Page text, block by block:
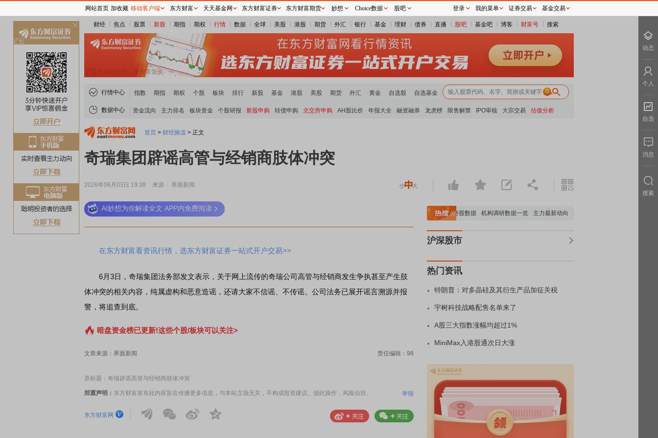
财经 焦点 股票 新股 期指 期权 行情 数据 全球 美股 港股 期货 外汇 银行 基金 理财 债券 直播 股吧 基金吧 博客 财富号 搜索
行情中心 指数 期指 期权 个股 板块 排行 新股 基金 港股 美股 期货 外汇 黄金 自选股 自选基金 0
数据中心 资金流向 主力排名 板块资金 个股研报 新股申购 转债申购 北交所申购 AH股比价 年报大全 融资融券 龙虎榜 限售解禁 IPO审核 大宗交易 估值分析
首页 > 财经频道 > 正文
奇瑞集团辟谣高管与经销商肢体冲突
2026年06月03日 19:38 来源： 界面新闻
AI妙想为你解读全文 APP内免费阅读
在东方财富看资讯行情，选东方财富证券一站式开户交易>>
6月3日，奇瑞集团法务部发文表示，关于网上流传的奇瑞公司高管与经销商发生争执甚至产生肢
体冲突的相关内容，纯属虚构和恶意造谣，还请大家不信谣、不传谣。公司法务已展开谣言溯源并报
警，将追查到底。
暗盘资金榜已更新!这些个股/板块可以关注>
文章来源：界面新闻 责任编辑：98
原标题：奇瑞辟谣高管与经销商肢体冲突
郑重声明： 东方财富发布此内容旨在传播更多信息，与本站立场无关，不构成投资建议。据此操作，风险自担。 举报
东方财富网
稀土板块领涨 重要机构持股数据 机构调研数据一览 主力最新动向 上市公司限售股解禁一览
沪深股市
热门资讯
特朗普：对多晶硅及其衍生产品加征关税
宇树科技战略配售名单来了
A股三大指数涨幅均超过1%
MiniMax入港股通次日大涨
网站首页 加收藏 移动客户端 东方财富 天天基金网 东方财富证券 东方财富期货 妙想 Choice数据 股吧 登录 我的菜单 证券交易 基金交易
动态
个人
自选
消息
搜索
关